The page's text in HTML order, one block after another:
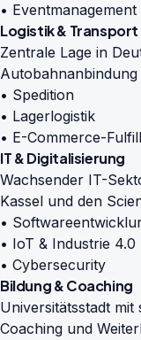
• Eventmanagement
Logistik & Transport
Zentrale Lage in
• Spedition
• Lagerlogistik
• E-Commerce-
IT & Digitalisierung
Wachsender IT-
Kassel und den
•
• IoT & Industrie 4.0
• Cybersecurity
Bildung & Coaching
Universitätsstadt
Coaching und